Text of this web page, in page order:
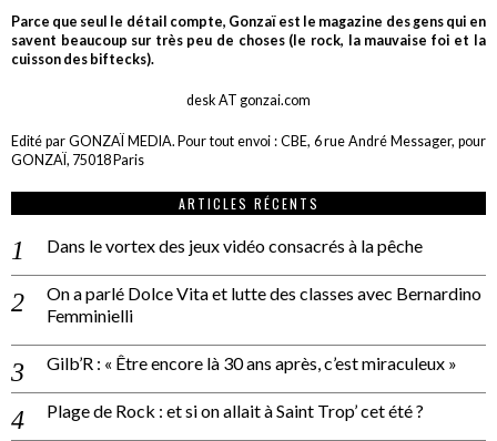
Parce que seul le détail compte, Gonzaï est le magazine des gens qui en
savent beaucoup sur très peu de choses (le rock, la mauvaise foi et la
cuisson des biftecks).
desk AT gonzai.com
Edité par GONZAÏ MEDIA. Pour tout envoi : CBE, 6 rue André Messager, pour
GONZAÏ, 75018 Paris
ARTICLES RÉCENTS
Dans le vortex des jeux vidéo consacrés à la pêche
On a parlé Dolce Vita et lutte des classes avec Bernardino
Femminielli
Gilb’R : « Être encore là 30 ans après, c’est miraculeux »
Plage de Rock : et si on allait à Saint Trop’ cet été ?